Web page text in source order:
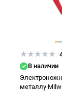
В наличии
металлу